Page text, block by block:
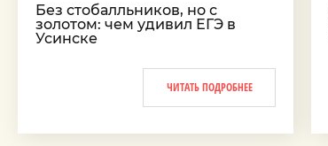
Без стобалльников, но с
золотом: чем удивил ЕГЭ в
Усинске
ЧИТАТЬ ПОДРОБНЕЕ